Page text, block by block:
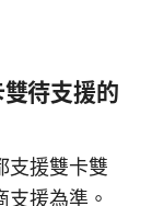
待支援的
支援雙卡雙
援為準。